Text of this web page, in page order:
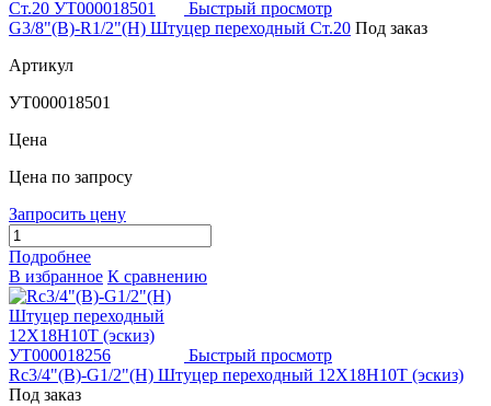
Быстрый просмотр
G3/8"(В)-R1/2"(Н) Штуцер переходный Ст.20 Под заказ
Артикул
УТ000018501
Цена
Цена по запросу
Запросить цену
Подробнее
В избранное К сравнению
Быстрый просмотр
Rc3/4"(В)-G1/2"(Н) Штуцер переходный 12Х18Н10Т (эскиз)
Под заказ